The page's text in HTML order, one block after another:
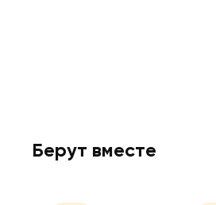
Берут вместе